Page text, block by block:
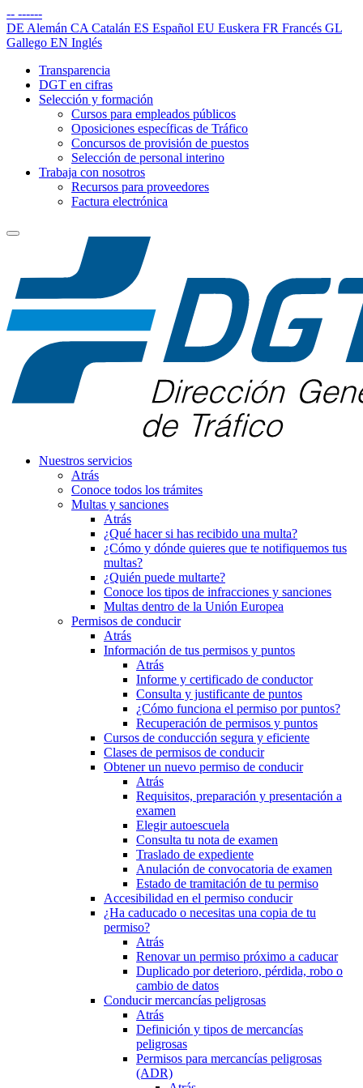
-- ------
DE Alemán CA Catalán ES Español EU Euskera FR Francés GL
Gallego EN Inglés
Transparencia
DGT en cifras
Selección y formación
Cursos para empleados públicos
Oposiciones específicas de Tráfico
Concursos de provisión de puestos
Selección de personal interino
Trabaja con nosotros
Recursos para proveedores
Factura electrónica
Nuestros servicios
Atrás
Conoce todos los trámites
Multas y sanciones
Atrás
¿Qué hacer si has recibido una multa?
¿Cómo y dónde quieres que te notifiquemos tus
multas?
¿Quién puede multarte?
Conoce los tipos de infracciones y sanciones
Multas dentro de la Unión Europea
Permisos de conducir
Atrás
Información de tus permisos y puntos
Atrás
Informe y certificado de conductor
Consulta y justificante de puntos
¿Cómo funciona el permiso por puntos?
Recuperación de permisos y puntos
Cursos de conducción segura y eficiente
Clases de permisos de conducir
Obtener un nuevo permiso de conducir
Atrás
Requisitos, preparación y presentación a
examen
Elegir autoescuela
Consulta tu nota de examen
Traslado de expediente
Anulación de convocatoria de examen
Estado de tramitación de tu permiso
Accesibilidad en el permiso conducir
¿Ha caducado o necesitas una copia de tu
permiso?
Atrás
Renovar un permiso próximo a caducar
Duplicado por deterioro, pérdida, robo o
cambio de datos
Conducir mercancías peligrosas
Atrás
Definición y tipos de mercancías
peligrosas
Permisos para mercancías peligrosas
(ADR)